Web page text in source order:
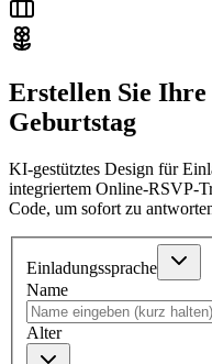
Erstellen Sie
Geburtstag
KI-gestütztes Design für
integriertem Online-RSVP-
Code, um sofort zu
Einladungssprache
Name
Alter